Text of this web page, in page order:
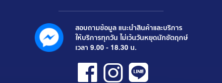
สอบถามข้อมูล แนะนำสินค้าและบริการ
ให้บริการทุกวัน ไม่เว้นวันหยุดนักขัตฤกษ์
เวลา 9.00 - 18.30 น.